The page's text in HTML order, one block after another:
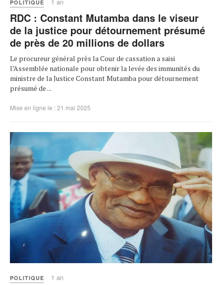
POLITIQUE
RDC : Constant Mutamba dans le viseur
de la justice pour détournement présumé
de près de 20 millions de dollars
Le procureur général près la Cour de cassation a saisi
l’Assemblée nationale pour obtenir la levée des immunités du
ministre de la Justice Constant Mutamba pour détournement
présumé de ...
Mise en ligne le : 21 mai 2025
POLITIQUE 1 an